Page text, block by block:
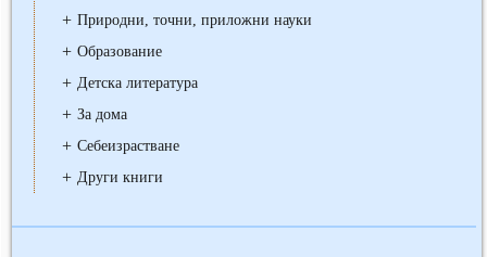
+ Природни, точни, приложни науки
+ Образование
+ Детска литература
+ За дома
+ Себеизрастване
+ Други книги